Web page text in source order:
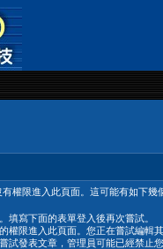
權限進入此頁面。這可能有如下幾
填寫下面的表單登入後再次嘗試。
權限進入此頁面。您正在嘗試編輯
試發表文章，管理員可能已經禁止